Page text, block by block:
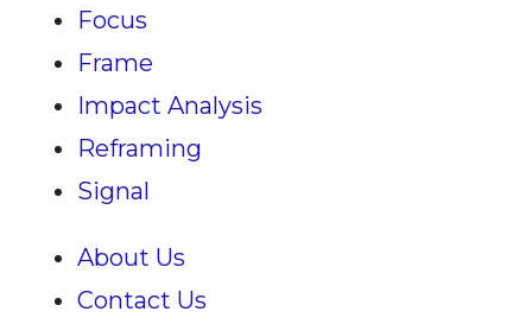
Focus
Frame
Impact Analysis
Reframing
Signal
About Us
Contact Us